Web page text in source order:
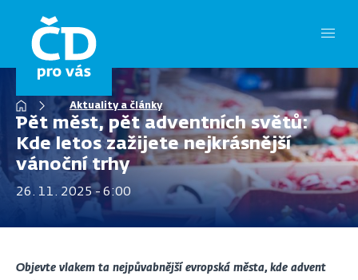
hlavnímu
Drobečková
navigace
Aktuality a články
Pět měst, pět adventních světů:
Kde letos zažijete nejkrásnější
vánoční trhy
26. 11. 2025 - 6:00
Objevte vlakem ta nejpůvabnější evropská města, kde advent